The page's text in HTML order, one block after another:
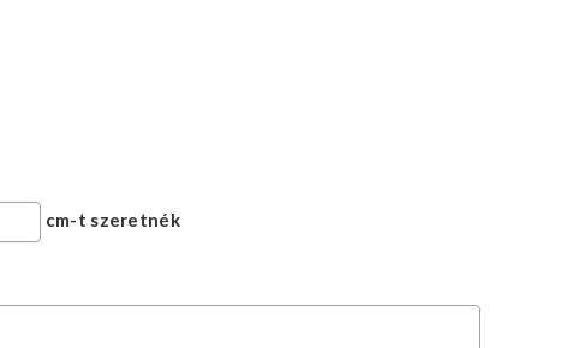
cm-t szeretnék